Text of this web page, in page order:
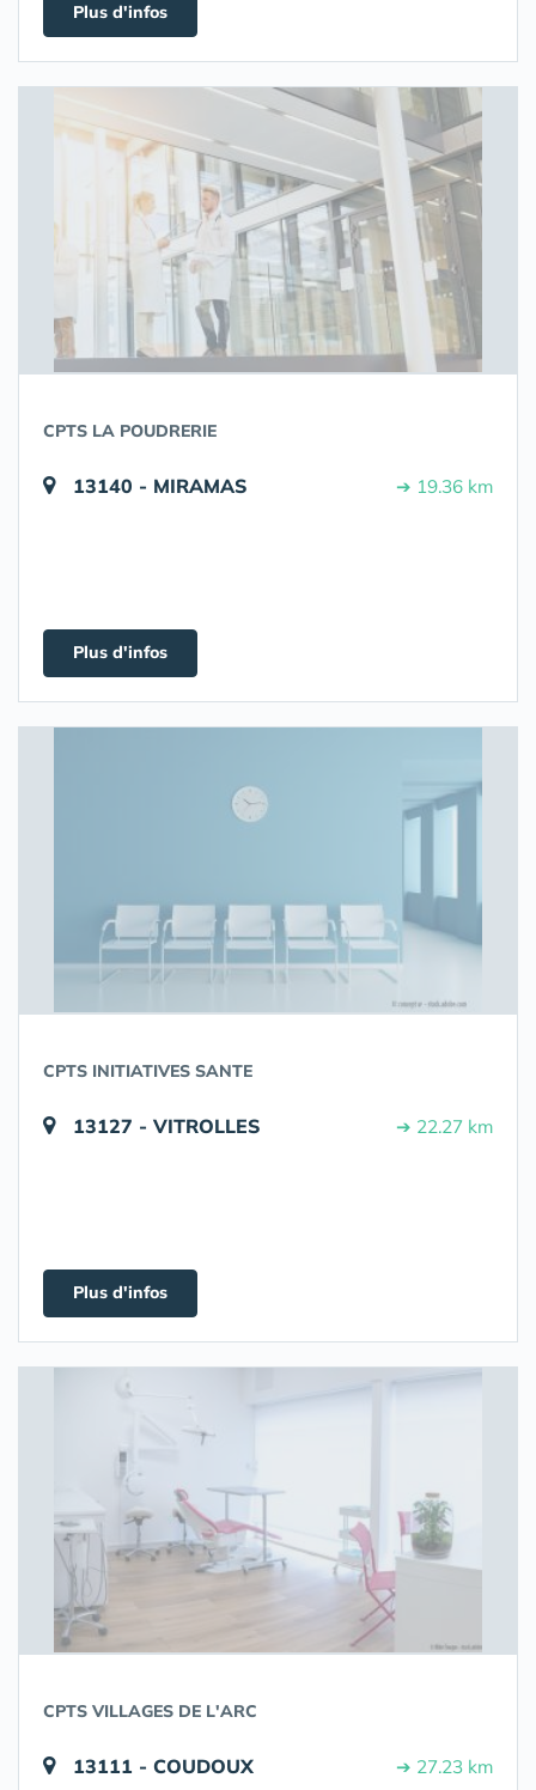
Plus d'infos
CPTS LA POUDRERIE
13140 - MIRAMAS ➔ 19.36 km
Plus d'infos
CPTS INITIATIVES SANTE
13127 - VITROLLES ➔ 22.27 km
Plus d'infos
CPTS VILLAGES DE L'ARC
13111 - COUDOUX ➔ 27.23 km